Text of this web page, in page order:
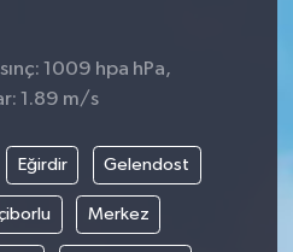
1009 hpa hPa,
1.89 m/s
Eğirdir Gelendost
Merkez